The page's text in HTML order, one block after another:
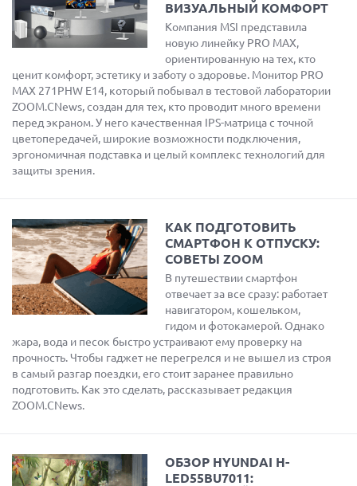
ВИЗУАЛЬНЫЙ КОМФОРТ
Компания MSI представила
новую линейку PRO MAX,
ориентированную на тех, кто
ценит комфорт, эстетику и заботу о здоровье. Монитор PRO
MAX 271PHW E14, который побывал в тестовой лаборатории
ZOOM.CNews, создан для тех, кто проводит много времени
перед экраном. У него качественная IPS-матрица с точной
цветопередачей, широкие возможности подключения,
эргономичная подставка и целый комплекс технологий для
защиты зрения.
КАК ПОДГОТОВИТЬ
СМАРТФОН К ОТПУСКУ:
СОВЕТЫ ZOOM
В путешествии смартфон
отвечает за все сразу: работает
навигатором, кошельком,
гидом и фотокамерой. Однако
жара, вода и песок быстро устраивают ему проверку на
прочность. Чтобы гаджет не перегрелся и не вышел из строя
в самый разгар поездки, его стоит заранее правильно
подготовить. Как это сделать, рассказывает редакция
ZOOM.CNews.
ОБЗОР HYUNDAI H-
LED55BU7011: